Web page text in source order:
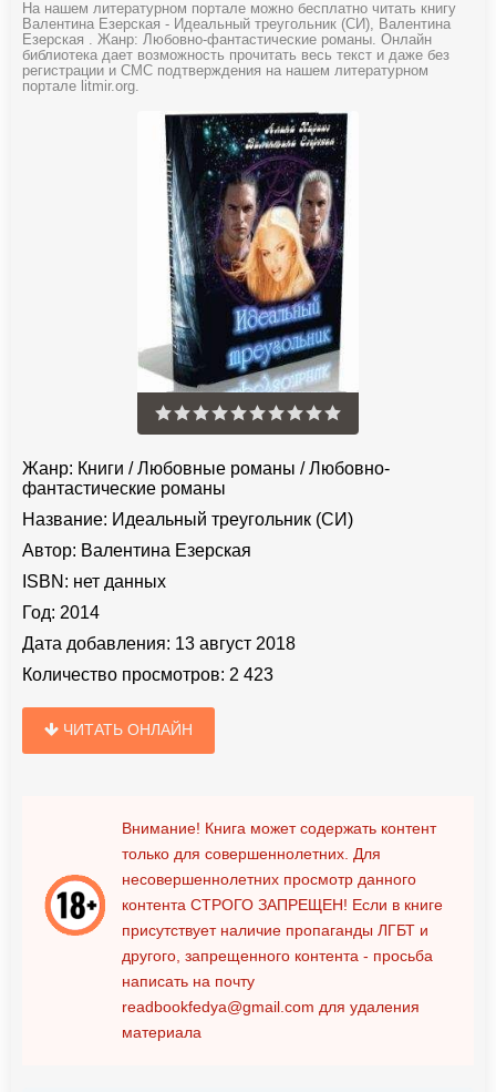
На нашем литературном портале можно бесплатно читать книгу
Валентина Езерская - Идеальный треугольник (СИ), Валентина
Езерская . Жанр: Любовно-фантастические романы. Онлайн
библиотека дает возможность прочитать весь текст и даже без
регистрации и СМС подтверждения на нашем литературном
портале litmir.org.
Жанр: Книги /Любовные романы /Любовно-
фантастические романы
Название: Идеальный треугольник (СИ)
Автор: Валентина Езерская
ISBN: нет данных
Год: 2014
Дата добавления: 13 август 2018
Количество просмотров: 2 423
ЧИТАТЬ ОНЛАЙН
Внимание! Книга может содержать контент
только для совершеннолетних. Для
несовершеннолетних просмотр данного
контента СТРОГО ЗАПРЕЩЕН! Если в книге
присутствует наличие пропаганды ЛГБТ и
другого, запрещенного контента - просьба
написать на почту
readbookfedya@gmail.com для удаления
материала